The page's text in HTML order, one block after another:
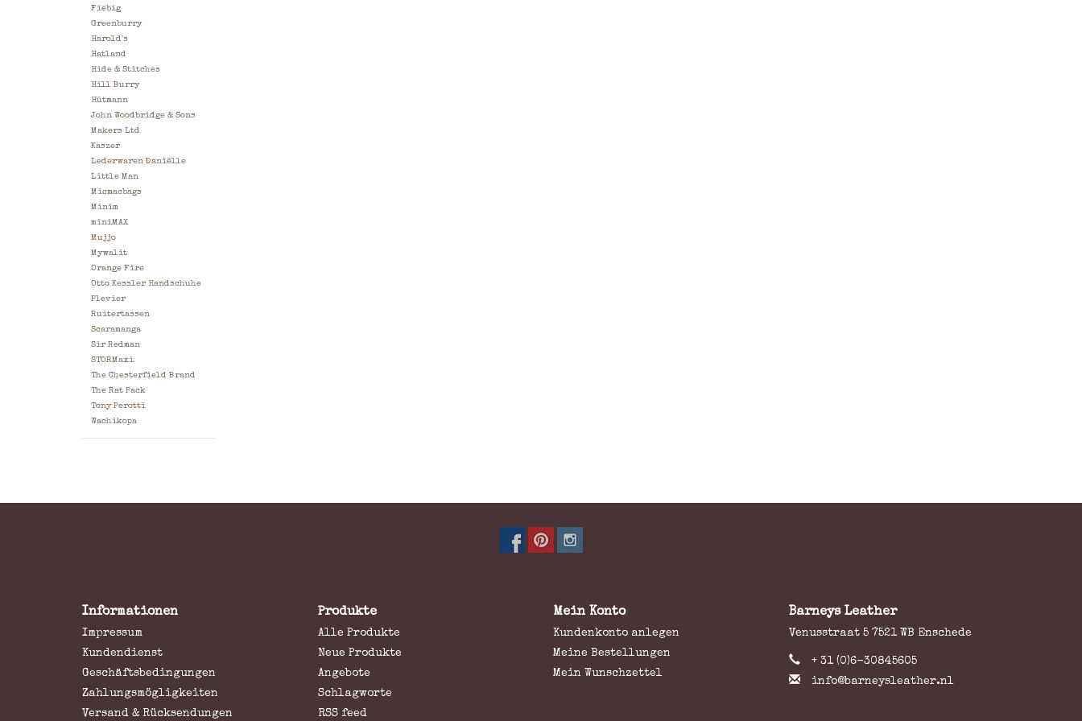
Fiebig
Greenburry
Harold's
Hatland
Hide & Stitches
Hill Burry
Hütmann
John Woodbridge & Sons
Makers Ltd
Kaszer
Lederwaren Daniëlle
Little Man
Micmacbags
Minim
miniMAX
Mujjo
Mywalit
Orange Fire
Otto Kessler Handschuhe
Plevier
Ruitertassen
Scaramanga
Sir Redman
STORMaxi
The Chesterfield Brand
The Rat Pack
Tony Perotti
Wachikopa
Informationen
Impressum
Kundendienst
Geschäftsbedingungen
Zahlungsmögligkeiten
Versand & Rücksendungen
Produkte
Alle Produkte
Neue Produkte
Angebote
Schlagworte
RSS feed
Mein Konto
Kundenkonto anlegen
Meine Bestellungen
Mein Wunschzettel
Barneys Leather
Venusstraat 5 7521 WB Enschede
+ 31 (0)6-30845605
info@barneysleather.nl